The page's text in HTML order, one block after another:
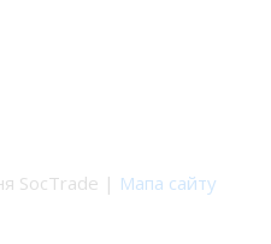
SocTrade | Мапа сайту